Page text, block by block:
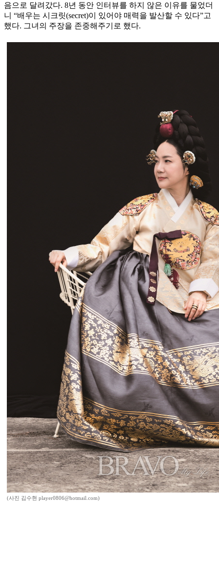
음으로 달려갔다. 8년 동안 인터뷰를 하지 않은 이유를 물었더
니 “배우는 시크릿(secret)이 있어야 매력을 발산할 수 있다”고
했다. 그녀의 주장을 존중해주기로 했다.
(사진 김수현 player0806@hotmail.com)